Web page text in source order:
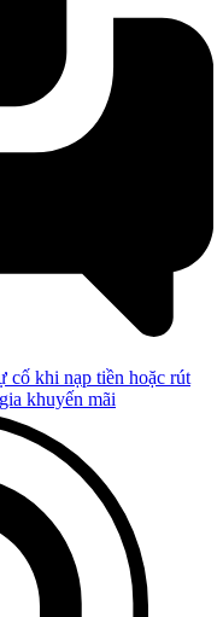
cố khi nạp tiền hoặc rút
khuyến mãi